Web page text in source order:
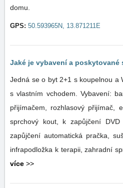
domu.
GPS: 50.593965N, 13.871211E
Jaké je vybavení a poskytované
Jedná se o byt 2+1 s koupelnou a
s vlastním vchodem. Vybavení:
přijímačem, rozhlasový přijímač,
sprchový kout, k zapůjčení
zapůjčení automatická pračka,
infrapodložka k terapii, zahradní
více >>